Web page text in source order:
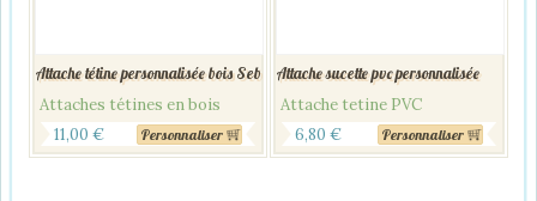
Attache tétine personnalisée bois Seb
Attaches tétines en bois
11,00 € Personnaliser
Attache sucette pvc personnalisée
Attache tetine PVC
6,80 € Personnaliser